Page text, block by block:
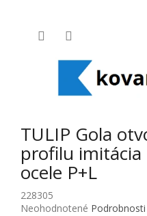
TULIP Gola
profilu imitácia
ocele P+L
228305
Priemerné hodnotenie
Neohodnotené